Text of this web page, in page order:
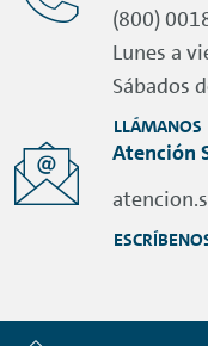
(800)
Lunes a
Sábados
LLÁMANOS
Atención